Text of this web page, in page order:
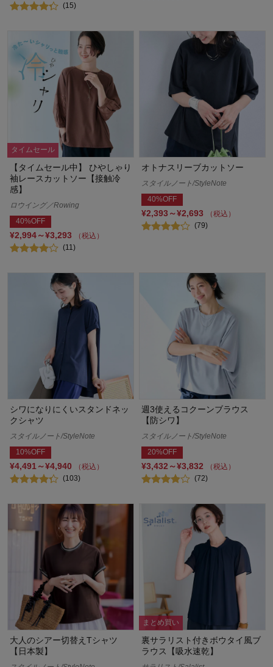
(15)
タイムセール
【タイムセール中】 ひやしゃり
袖レースカットソー【接触冷
感】
ロウイング／Rowing
40%OFF
¥2,994～¥3,293
（税込）
(11)
オトナスリーブカットソー
スタイルノート/StyleNote
40%OFF
¥2,393～¥2,693
（税込）
(79)
シワになりにくいスタンドネッ
クシャツ
スタイルノート/StyleNote
10%OFF
¥4,491～¥4,940
（税込）
(103)
週3使えるコクーンブラウス
【防シワ】
スタイルノート/StyleNote
20%OFF
¥3,432～¥3,832
（税込）
(72)
大人のシアー切替えTシャツ
【日本製】
まとめ買い
裏サラリスト付きボウタイ風ブ
ラウス【吸水速乾】